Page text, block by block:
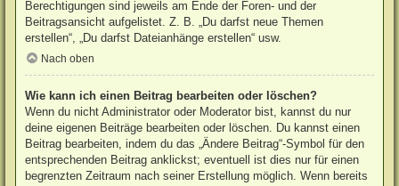
Berechtigungen sind jeweils am Ende der Foren- und der
Beitragsansicht aufgelistet. Z. B. „Du darfst neue Themen
erstellen“, „Du darfst Dateianhänge erstellen“ usw.
Nach oben
Wie kann ich einen Beitrag bearbeiten oder löschen?
Wenn du nicht Administrator oder Moderator bist, kannst du nur
deine eigenen Beiträge bearbeiten oder löschen. Du kannst einen
Beitrag bearbeiten, indem du das „Ändere Beitrag“-Symbol für den
entsprechenden Beitrag anklickst; eventuell ist dies nur für einen
begrenzten Zeitraum nach seiner Erstellung möglich. Wenn bereits